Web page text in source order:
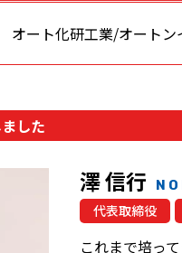
オート化研工業/オート
した
澤 信行
代表取締役
これまで培っ